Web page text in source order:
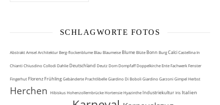
SCHLAGWORTE FOTOS
AbstraktAmselArchitekturBerg-flockenblumeBlauBlaumeise BlumeBlüte Bonn BurgCalciCastellina In
ChiantiChiusdinoCollodiDahlie Deutschland DeutzDomDompfaffDoppelkircheEnteFachwerkFenster
Fingerhut Florenz FrühlingGebänderte PrachtlibelleGiardino Di BoboliGiardino GarzoniGimpelHerbst
Herchen HibiskusHohenzollernbrückeHortensieHyazinthe IndustriekulturIris Italien